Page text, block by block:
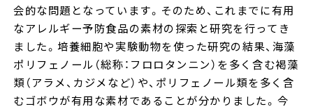
会的な問題となっています。そのため、これまでに有用
なアレルギー予防食品の素材の探索と研究を行ってき
ました。培養細胞や実験動物を使った研究の結果、海藻
ポリフェノール（総称：フロロタンニン）を多く含む褐藻
類（アラメ、カジメなど）や、ポリフェノール類を多く含
むゴボウが有用な素材であることが分かりました。今